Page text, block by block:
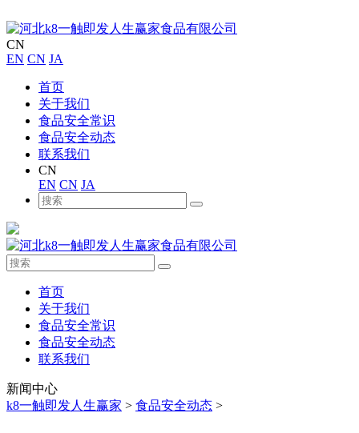
CN
EN CN JA
首页
关于我们
食品安全常识
食品安全动态
联系我们
CN
EN CN JA
首页
关于我们
食品安全常识
食品安全动态
联系我们
新闻中心
k8一触即发人生赢家 > 食品安全动态 >